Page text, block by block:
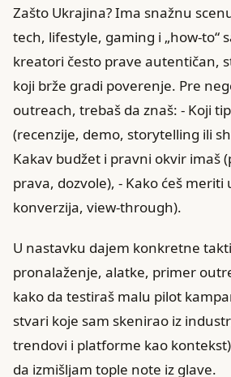
Zašto Ukrajina? Ima snažnu
tech, lifestyle, gaming i „how-to“
kreatori često prave autentičan,
koji brže gradi poverenje. Pre
outreach, trebaš da znaš: - Koji
(recenzije, demo, storytelling ili
Kakav budžet i pravni okvir imaš
prava, dozvole), - Kako ćeš meriti
konverzija, view-through).
U nastavku dajem konkretne
pronalaženje, alatke, primer
kako da testiraš malu pilot
stvari koje sam skenirao iz
trendovi i platforme kao
da izmišljam tople note iz glave.